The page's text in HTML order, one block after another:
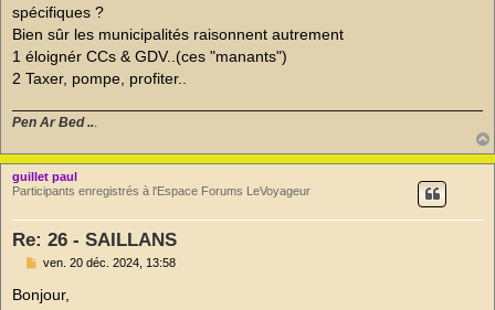
spécifiques ?
Bien sûr les municipalités raisonnent autrement
1 éloignér CCs & GDV..(ces "manants")
2 Taxer, pompe, profiter..
Pen Ar Bed ...
guillet paul
Participants enregistrés à l'Espace Forums LeVoyageur
Re: 26 - SAILLANS
M
s
s
ven. 20 déc. 2024, 13:58
Bonjour,